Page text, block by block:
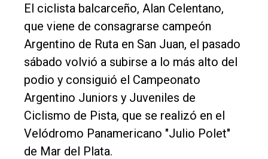
Edición
Empresa
Nosotros
Contacto
El ciclista balcarceño, Alan Celentano,
que viene de consagrarse campeón
Argentino de Ruta en San Juan, el pasado
sábado volvió a subirse a lo más alto del
podio y consiguió el Campeonato
Argentino Juniors y Juveniles de
Ciclismo de Pista, que se realizó en el
Velódromo Panamericano "Julio Polet"
de Mar del Plata.